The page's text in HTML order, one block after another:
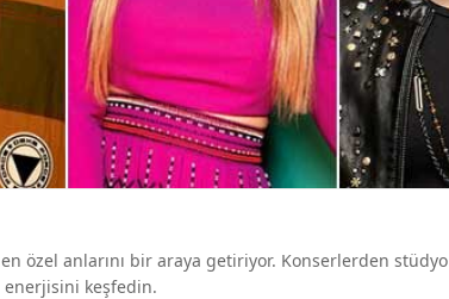
en özel anlarını bir araya getiriyor. Konserlerden stüdyo
enerjisini keşfedin.